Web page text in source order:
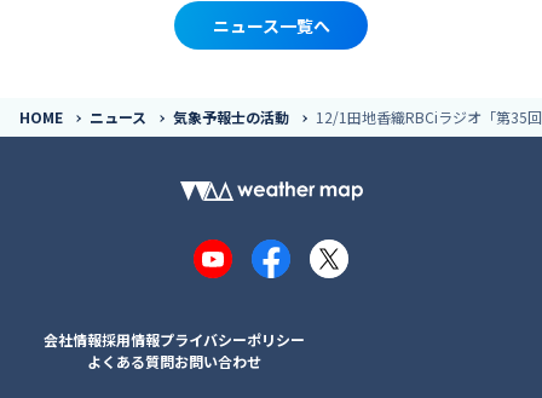
ニュース一覧へ
HOME ニュース 気象予報士の活動 12/1田地香織RBCiラジオ「第
YouTubeFacebook
X
会社情報採用情報プライバシーポリシー
よくある質問お問い合わせ